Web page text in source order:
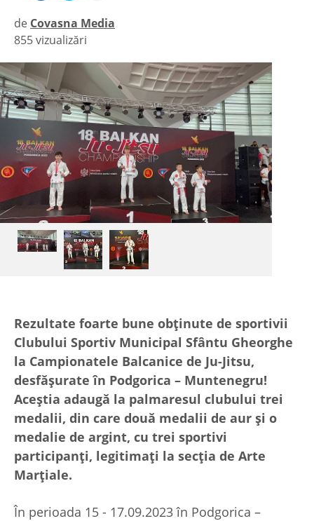
de Covasna Media
|
855 vizualizări
Rezultate foarte bune obținute de sportivii
Clubului Sportiv Municipal Sfântu Gheorghe
la Campionatele Balcanice de Ju-Jitsu,
desfășurate în Podgorica – Muntenegru!
Aceștia adaugă la palmaresul clubului trei
medalii, din care două medalii de aur și o
medalie de argint, cu trei sportivi
participanți, legitimați la secția de Arte
Marțiale.
În perioada 15 - 17.09.2023 în Podgorica –